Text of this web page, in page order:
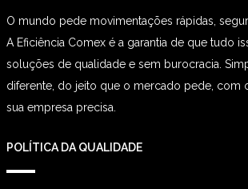
O mundo pede movimentações rápidas,
A Eficiência Comex é a garantia de que tudo
soluções de qualidade e sem burocracia.
diferente, do jeito que o mercado pede, com
sua empresa precisa.
POLÍTICA DA QUALIDADE